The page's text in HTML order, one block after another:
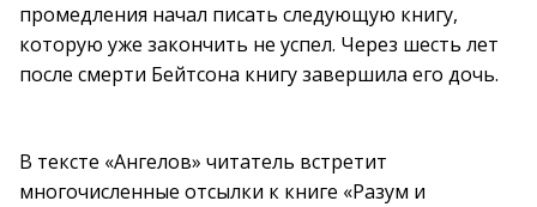
промедления начал писать следующую книгу,
которую уже закончить не успел. Через шесть лет
после смерти Бейтсона книгу завершила его дочь.
В тексте «Ангелов» читатель встретит
многочисленные отсылки к книге «Разум и